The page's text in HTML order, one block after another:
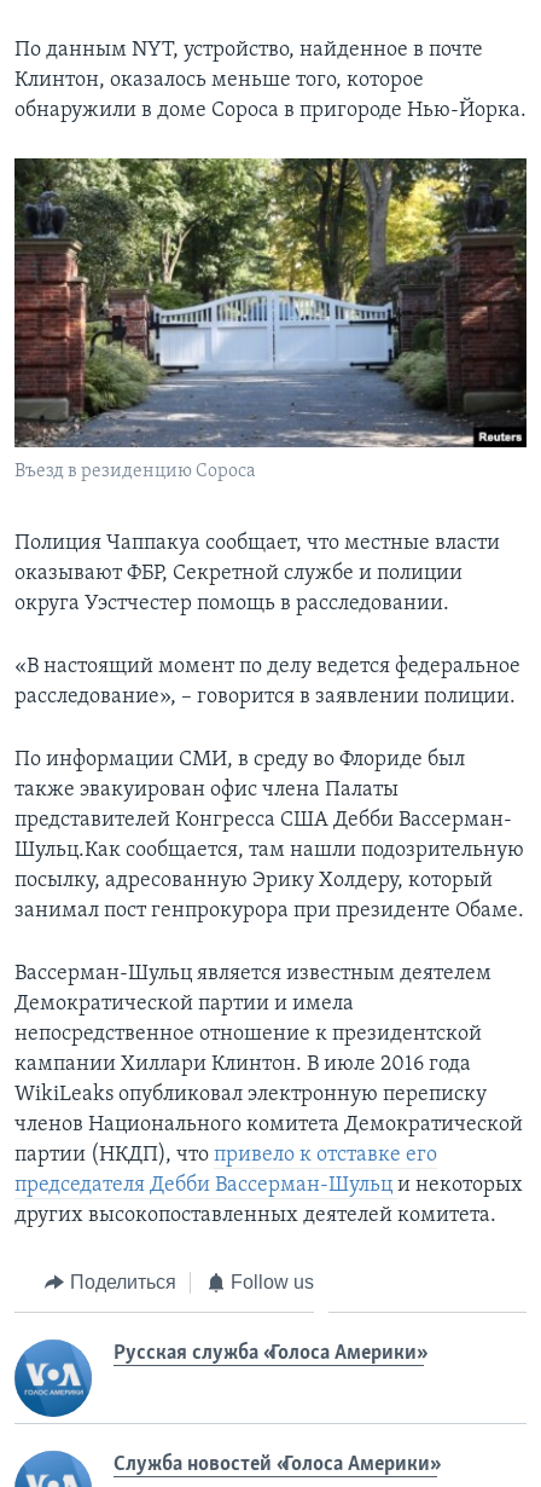
По данным NYT, устройство, найденное в почте
Клинтон, оказалось меньше того, которое
обнаружили в доме Сороса в пригороде Нью-Йорка.
Въезд в резиденцию Сороса
Полиция Чаппакуа сообщает, что местные власти
оказывают ФБР, Секретной службе и полиции
округа Уэстчестер помощь в расследовании.
«В настоящий момент по делу ведется федеральное
расследование», – говорится в заявлении полиции.
По информации СМИ, в среду во Флориде был
также эвакуирован офис члена Палаты
представителей Конгресса США Дебби Вассерман-
Шульц.Как сообщается, там нашли подозрительную
посылку, адресованную Эрику Холдеру, который
занимал пост генпрокурора при президенте Обаме.
Вассерман-Шульц является известным деятелем
Демократической партии и имела
непосредственное отношение к президентской
кампании Хиллари Клинтон. В июле 2016 года
WikiLeaks опубликовал электронную переписку
членов Национального комитета Демократической
партии (НКДП), что привело к отставке его
председателя Дебби Вассерман-Шульц и некоторых
других высокопоставленных деятелей комитета.
Поделиться Follow us
Русская служба «Голоса Америки»
Служба новостей «Голоса Америки»